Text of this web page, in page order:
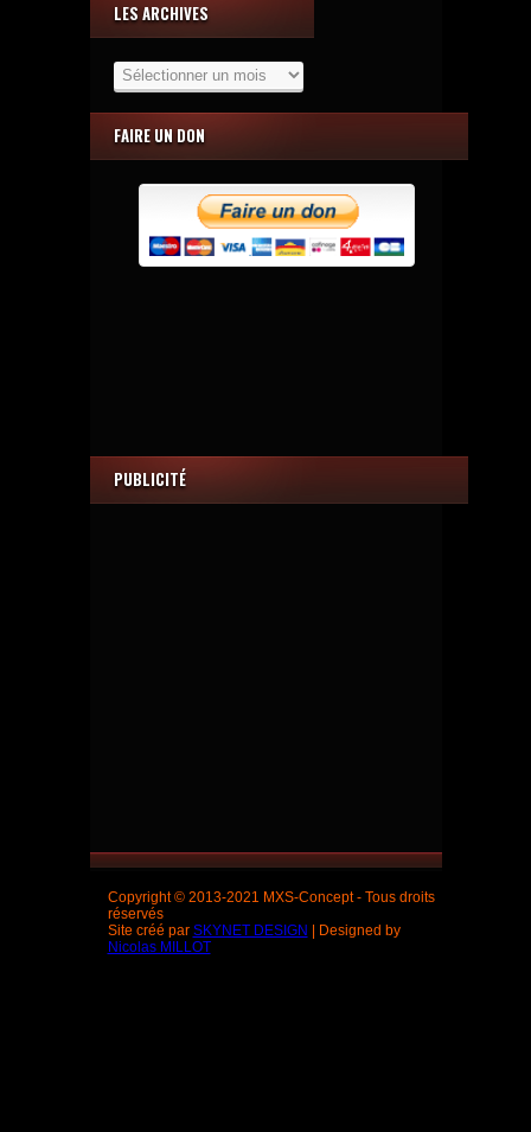
LES ARCHIVES
Archives
FAIRE UN DON
PUBLICITÉ
Copyright © 2013-2021 MXS-Concept - Tous droits
réservés
Site créé par SKYNET DESIGN
| Designed by
Nicolas MILLOT